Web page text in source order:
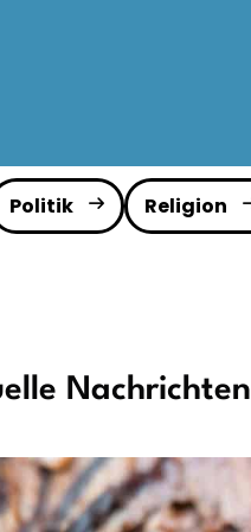
Politik Religion
Nachrichten